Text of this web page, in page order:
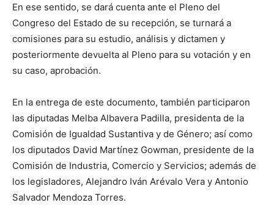
En ese sentido, se dará cuenta ante el Pleno del
Congreso del Estado de su recepción, se turnará a
comisiones para su estudio, análisis y dictamen y
posteriormente devuelta al Pleno para su votación y en
su caso, aprobación.
En la entrega de este documento, también participaron
las diputadas Melba Albavera Padilla, presidenta de la
Comisión de Igualdad Sustantiva y de Género; así como
los diputados David Martínez Gowman, presidente de la
Comisión de Industria, Comercio y Servicios; además de
los legisladores, Alejandro Iván Arévalo Vera y Antonio
Salvador Mendoza Torres.